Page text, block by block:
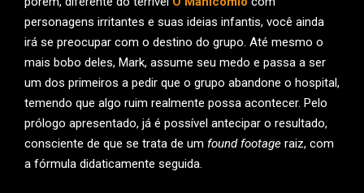
personagens irritantes e suas ideias infantis, você ainda
irá se preocupar com o destino do grupo. Até mesmo o
mais bobo deles, Mark, assume seu medo e passa a ser
um dos primeiros a pedir que o grupo abandone o hospital,
temendo que algo ruim realmente possa acontecer. Pelo
prólogo apresentado, já é possível antecipar o resultado,
consciente de que se trata de um found footage raiz, com
a fórmula didaticamente seguida.